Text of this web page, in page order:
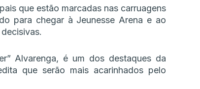
que estão marcadas nas carruagens
para chegar à Jeunesse Arena e ao
Alvarenga, é um dos destaques da
que serão mais acarinhados pelo